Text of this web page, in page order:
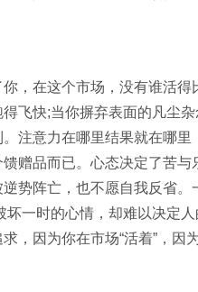
在这个市场，没有谁活得
飞快;当你摒弃表面的凡尘
注意力在哪里结果就在哪
赠品而已。心态决定了苦
势阵亡，也不愿自我反省
坏一时的心情，却难以决定
，因为你在市场“活着”，